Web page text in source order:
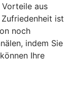
aus
ist
noch
indem Sie
Ihre